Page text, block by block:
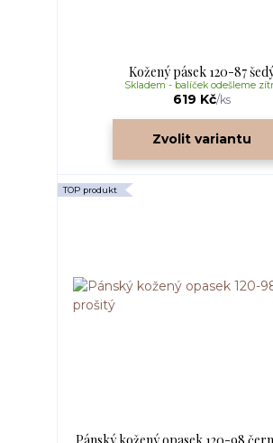
Kožený pásek 120-87
619 Kč/ks
Skladem - balíček odešleme
Zvolit variantu
TOP produkt